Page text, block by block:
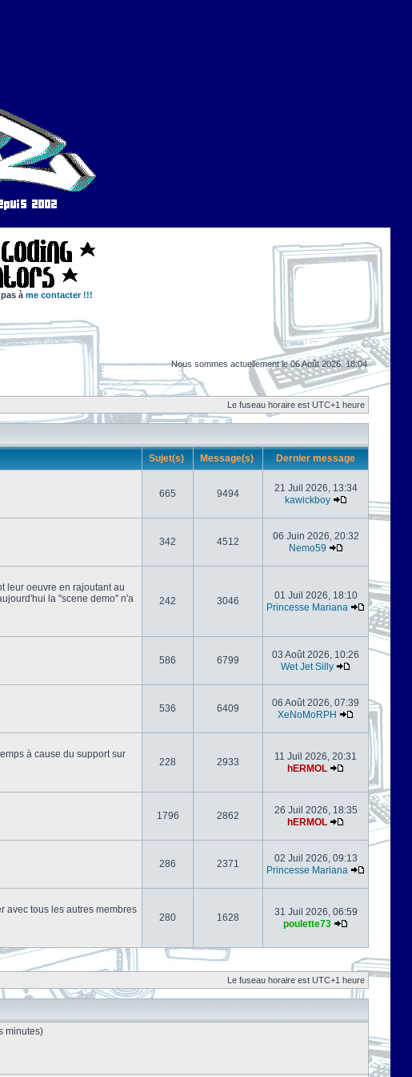
à me contacter !!!
Nous sommes actuellement le 06 Août 2026, 18:04
Le fuseau horaire est UTC+1 heure
Sujet(s) Message(s) Dernier message
665 9494
21 Juil 2026, 13:34
kawickboy
342 4512
06 Juin 2026, 20:32
Nemo59
leur oeuvre en rajoutant au
la "scene demo" n'a
242 3046
01 Juil 2026, 18:10
Princesse Mariana
586 6799
03 Août 2026, 10:26
Wet Jet Silly
536 6409
06 Août 2026, 07:39
XeNoMoRPH
à cause du support sur
228 2933
11 Juil 2026, 20:31
hERMOL
1796 2862
26 Juil 2026, 18:35
hERMOL
286 2371
02 Juil 2026, 09:13
Princesse Mariana
avec tous les autres membres
280 1628
31 Juil 2026, 06:59
poulette73
Le fuseau horaire est UTC+1 heure
minutes)